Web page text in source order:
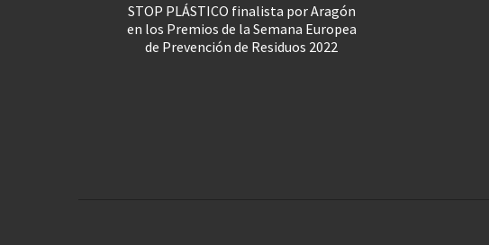
STOP PLÁSTICO finalista por Aragón
en los Premios de la Semana Europea
de Prevención de Residuos 2022